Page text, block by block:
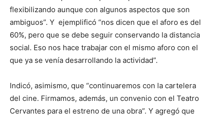
flexibilizando aunque con algunos aspectos que son
ambiguos”. Y ejemplificó “nos dicen que el aforo es del
60%, pero que se debe seguir conservando la distancia
social. Eso nos hace trabajar con el mismo aforo con el
que ya se venía desarrollando la actividad”.
Indicó, asimismo, que “continuaremos con la cartelera
del cine. Firmamos, además, un convenio con el Teatro
Cervantes para el estreno de una obra”. Y agregó que